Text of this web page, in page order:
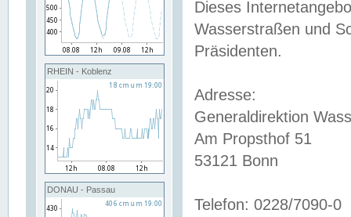
RHEIN - Koblenz
DONAU - Passau
Dieses
Wasserstraßen und
Präsidenten.
Adresse:
Generaldirektion
Am Propsthof 51
53121 Bonn
Telefon: 0228/7090-0